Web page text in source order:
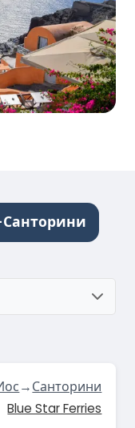
Санторини
→Санторини
Blue Star Ferries